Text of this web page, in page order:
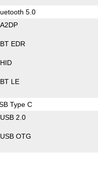
5.0
A2DP
BT EDR
HID
BT LE
Type C
USB 2.0
USB OTG